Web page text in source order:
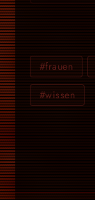
#frauen
#wissen